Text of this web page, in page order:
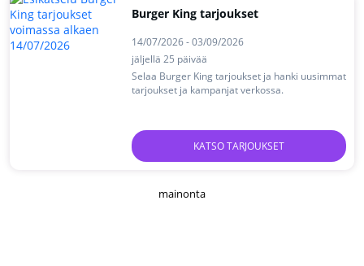
Burger King tarjoukset
14/07/2026 - 03/09/2026
jäljellä 25 päivää
Selaa Burger King tarjoukset ja hanki uusimmat
tarjoukset ja kampanjat verkossa.
KATSO TARJOUKSET
mainonta